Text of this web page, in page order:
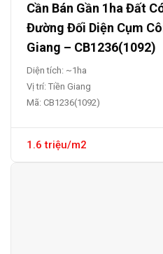
Cần Bán Gần 1ha Đất
Đường Đối Diện Cụm
Giang – CB1236(1092)
Diện tích: ~1ha
Vị trí: Tiền Giang
Mã: CB1236(1092)
1.6 triệu/m2